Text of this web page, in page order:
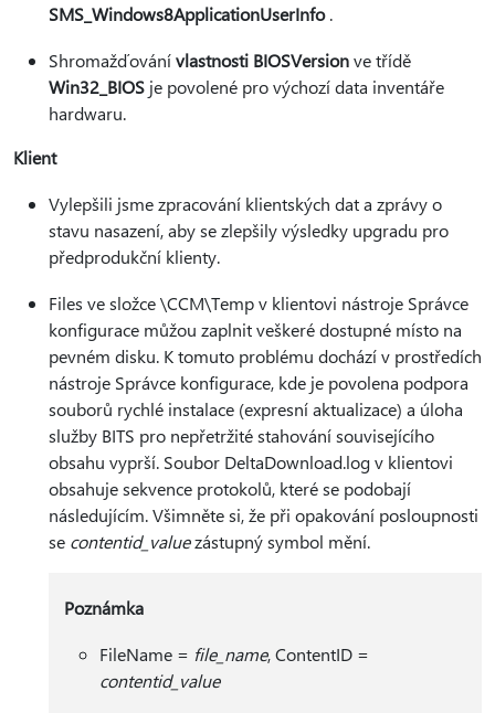
SMS_Windows8ApplicationUserInfo.
Shromažďovánívlastnosti BIOSVersionve třídě
Win32_BIOS je povolené pro výchozí data inventáře
hardwaru.
Klient
Vylepšili jsme zpracování klientských dat a zprávy o
stavu nasazení, aby se zlepšily výsledky upgradu pro
předprodukční klienty.
Files ve složce \CCM\Temp v klientovi nástroje Správce
konfigurace můžou zaplnit veškeré dostupné místo na
pevném disku. K tomuto problému dochází v prostředích
nástroje Správce konfigurace, kde je povolena podpora
souborů rychlé instalace (expresní aktualizace) a úloha
služby BITS pro nepřetržité stahování souvisejícího
obsahu vyprší. Soubor DeltaDownload.log v klientovi
obsahuje sekvence protokolů, které se podobají
následujícím. Všimněte si, že při opakování posloupnosti
se contentid_valuezástupný symbol mění.
Poznámka
FileName = file_name, ContentID =
contentid_value